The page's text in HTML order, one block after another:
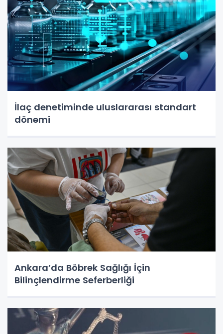
İlaç denetiminde uluslararası standart
dönemi
Ankara’da Böbrek Sağlığı İçin
Bilinçlendirme Seferberliği